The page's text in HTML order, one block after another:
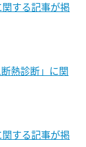
する記事が掲
熱診断」に関
する記事が掲